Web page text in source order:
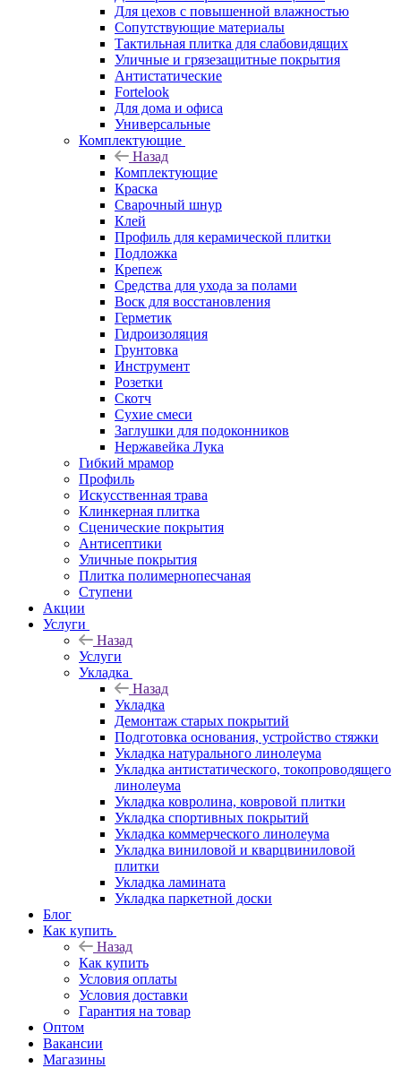
Для цехов с повышенной влажностью
Сопутствующие материалы
Тактильная плитка для слабовидящих
Уличные и грязезащитные покрытия
Антистатические
Fortelook
Для дома и офиса
Универсальные
Комплектующие
Назад
Комплектующие
Краска
Сварочный шнур
Клей
Профиль для керамической плитки
Подложка
Крепеж
Средства для ухода за полами
Воск для восстановления
Герметик
Гидроизоляция
Грунтовка
Инструмент
Розетки
Скотч
Сухие смеси
Заглушки для подоконников
Нержавейка Лука
Гибкий мрамор
Профиль
Искусственная трава
Клинкерная плитка
Сценические покрытия
Антисептики
Уличные покрытия
Плитка полимернопесчаная
Ступени
Акции
Услуги
Назад
Услуги
Укладка
Назад
Укладка
Демонтаж старых покрытий
Подготовка основания, устройство стяжки
Укладка натурального линолеума
Укладка антистатического, токопроводящего
линолеума
Укладка ковролина, ковровой плитки
Укладка спортивных покрытий
Укладка коммерческого линолеума
Укладка виниловой и кварцвиниловой
плитки
Укладка ламината
Укладка паркетной доски
Блог
Как купить
Назад
Как купить
Условия оплаты
Условия доставки
Гарантия на товар
Оптом
Вакансии
Магазины